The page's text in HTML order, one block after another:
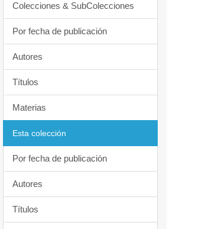
Colecciones & SubColecciones
Por fecha de publicación
Autores
Títulos
Materias
Esta colección
Por fecha de publicación
Autores
Títulos